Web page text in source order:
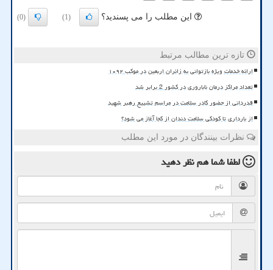
این مطلب را می پسندید؟ (1)
(0)
تازه ترین مطالب مرتبط
ارائه خدمات ویژه بازتوانی به زائران اربعین در موکب ۱۰۹۲
تعداد مراکز درمان ناباروری در کشور 2 برابر شد
قدردانی از حضور کادر سلامت در مراسم تشییع رهبر شهید
از بارداری تا کودکی سلامت دندان از کجا آغاز می شود؟
نظرات بینندگان در مورد این مطلب
لطفا شما همنظر دهید